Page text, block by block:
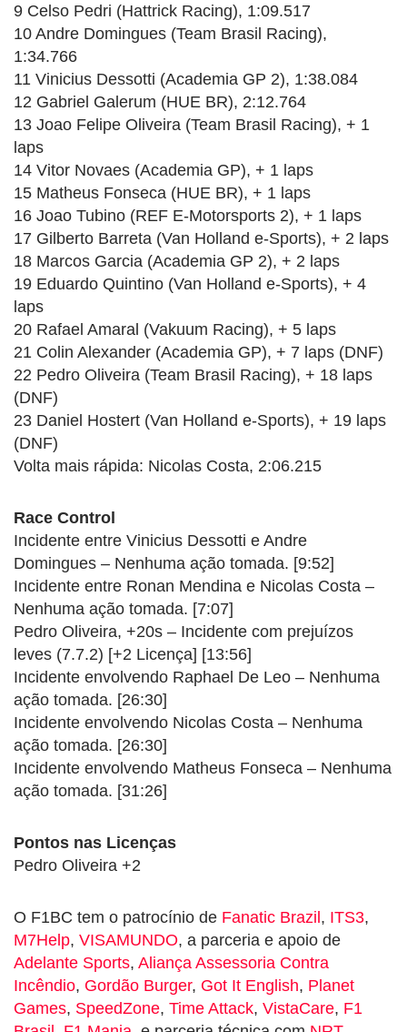
9 Celso Pedri (Hattrick Racing), 1:09.517
10 Andre Domingues (Team Brasil Racing),
1:34.766
11 Vinicius Dessotti (Academia GP 2), 1:38.084
12 Gabriel Galerum (HUE BR), 2:12.764
13 Joao Felipe Oliveira (Team Brasil Racing), + 1
laps
14 Vitor Novaes (Academia GP), + 1 laps
15 Matheus Fonseca (HUE BR), + 1 laps
16 Joao Tubino (REF E-Motorsports 2), + 1 laps
17 Gilberto Barreta (Van Holland e-Sports), + 2 laps
18 Marcos Garcia (Academia GP 2), + 2 laps
19 Eduardo Quintino (Van Holland e-Sports), + 4
laps
20 Rafael Amaral (Vakuum Racing), + 5 laps
21 Colin Alexander (Academia GP), + 7 laps (DNF)
22 Pedro Oliveira (Team Brasil Racing), + 18 laps
(DNF)
23 Daniel Hostert (Van Holland e-Sports), + 19 laps
(DNF)
Volta mais rápida: Nicolas Costa, 2:06.215
Race Control
Incidente entre Vinicius Dessotti e Andre
Domingues – Nenhuma ação tomada. [9:52]
Incidente entre Ronan Mendina e Nicolas Costa –
Nenhuma ação tomada. [7:07]
Pedro Oliveira, +20s – Incidente com prejuízos
leves (7.7.2) [+2 Licença] [13:56]
Incidente envolvendo Raphael De Leo – Nenhuma
ação tomada. [26:30]
Incidente envolvendo Nicolas Costa – Nenhuma
ação tomada. [26:30]
Incidente envolvendo Matheus Fonseca – Nenhuma
ação tomada. [31:26]
Pontos nas Licenças
Pedro Oliveira +2
O F1BC tem o patrocínio de Fanatic Brazil, ITS3,
M7Help, VISAMUNDO, a parceria e apoio de
Adelante Sports, Aliança Assessoria Contra
Incêndio, Gordão Burger, Got It English, Planet
Games, SpeedZone, Time Attack, VistaCare, F1